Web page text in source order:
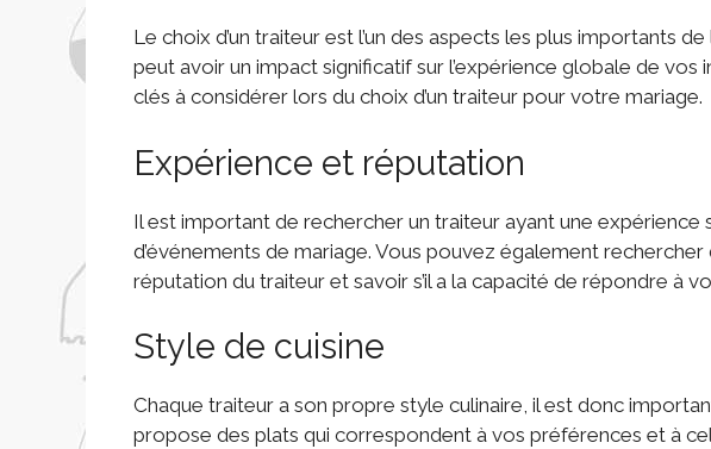
Le choix d’un traiteur est l’un des aspects les plus importants
peut avoir un impact significatif sur l’expérience globale de vos
clés à considérer lors du choix d’un traiteur pour votre mariage.
Expérience et réputation
Il est important de rechercher un traiteur ayant une expérience
d’événements de mariage. Vous pouvez également
réputation du traiteur et savoir s’il a la capacité de répondre à
Style de cuisine
Chaque traiteur a son propre style culinaire, il est donc
propose des plats qui correspondent à vos préférences et à